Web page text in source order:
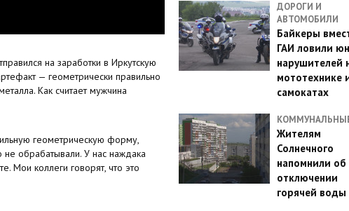
на заработки в Иркутскую
— геометрически правильно
Как считает мужчина
геометрическую форму,
обрабатывали. У нас наждака
Мои коллеги говорят, что это
ДОРОГИ И
АВТОМОБИЛИ
Байкеры
ГАИ ловили
нарушителей
мототехнике
самокатах
Жителям
Солнечного
напомнили об
отключении
горячей воды